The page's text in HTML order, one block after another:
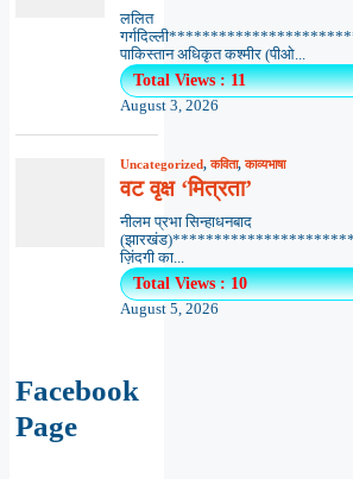
ललित
पाकिस्तान अधिकृत कश्मीर (पीओ...
Total Views : 11
August 3, 2026
Uncategorized,कविता,काव्यभाषा
वट वृक्ष ‘मित्रता’
नीलम प्रभा सिन्हाधनबाद
ज़िंदगी का...
Total Views : 10
August 5, 2026
Facebook
Page